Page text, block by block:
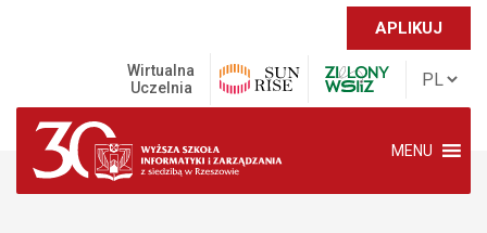
APLIKUJ
Wirtualna
Uczelnia
MENU